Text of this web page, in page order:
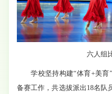
六人组
学校坚持构建“体育+美
备赛工作，共选拔派出18名队